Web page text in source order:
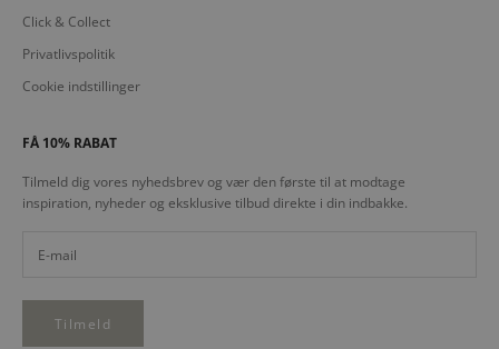
Click & Collect
Privatlivspolitik
Cookie indstillinger
FÅ 10% RABAT
Tilmeld dig vores nyhedsbrev og vær den første til at modtage
inspiration, nyheder og eksklusive tilbud direkte i din indbakke.
Tilmeld